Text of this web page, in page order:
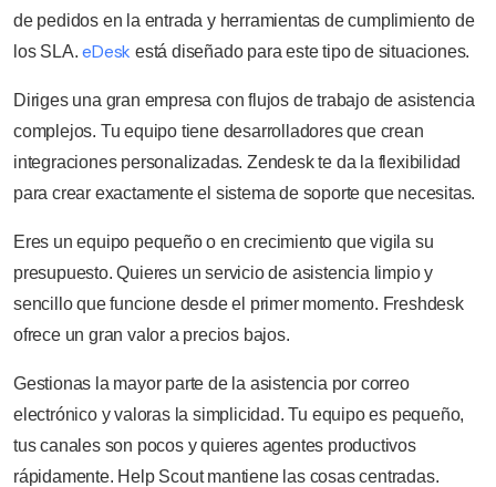
de pedidos en la entrada y herramientas de cumplimiento de
los SLA.eDesk está diseñado para este tipo de situaciones.
Diriges una gran empresa con flujos de trabajo de asistencia
complejos. Tu equipo tiene desarrolladores que crean
integraciones personalizadas. Zendesk te da la flexibilidad
para crear exactamente el sistema de soporte que necesitas.
Eres un equipo pequeño o en crecimiento que vigila su
presupuesto. Quieres un servicio de asistencia limpio y
sencillo que funcione desde el primer momento. Freshdesk
ofrece un gran valor a precios bajos.
Gestionas la mayor parte de la asistencia por correo
electrónico y valoras la simplicidad. Tu equipo es pequeño,
tus canales son pocos y quieres agentes productivos
rápidamente. Help Scout mantiene las cosas centradas.